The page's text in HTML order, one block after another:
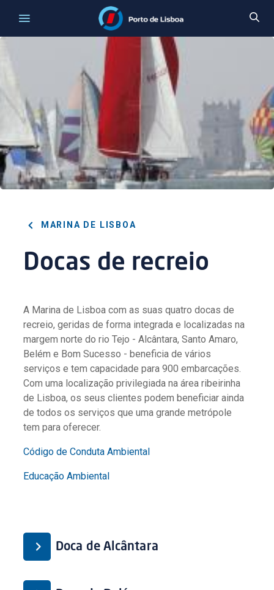
MARINA DE LISBOA
Docas de recreio
A Marina de Lisboa com as suas quatro docas de
recreio, geridas de forma integrada e localizadas na
margem norte do rio Tejo - Alcântara, Santo Amaro,
Belém e Bom Sucesso - beneficia de vários
serviços e tem capacidade para 900 embarcações.
Com uma localização privilegiada na área ribeirinha
de Lisboa, os seus clientes podem beneficiar ainda
de todos os serviços que uma grande metrópole
tem para oferecer.
Código de Conduta Ambiental
Educação Ambiental
Doca de Alcântara